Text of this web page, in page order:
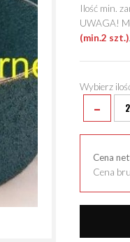
Ilość min.
UWAGA!
(min.2 szt.).
Wybierz
-
Cena
Cena